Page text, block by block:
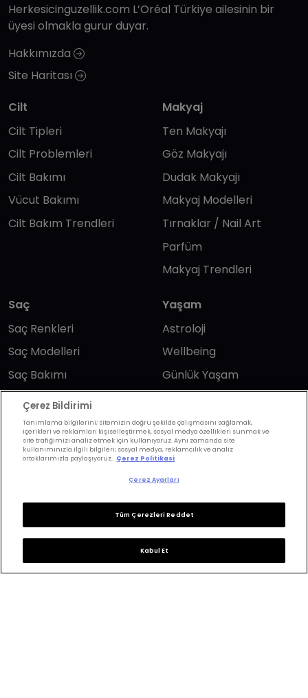
Herkesicinguzellik.com L’Oréal Türkiye ailesinin bir
üyesi olmakla gurur duyar.
Hakkımızda
Site Haritası
Cilt
Cilt Tipleri
Cilt Problemleri
Cilt Bakımı
Vücut Bakımı
Cilt Bakım Trendleri
Makyaj
Ten Makyajı
Göz Makyajı
Dudak Makyajı
Makyaj Modelleri
Tırnaklar / Nail Art
Parfüm
Makyaj Trendleri
Saç
Saç Renkleri
Saç Modelleri
Saç Bakımı
Saç Kesimi
Erkek Saç
Kuaförler
Saç Trendleri
Yaşam
Astroloji
Wellbeing
Günlük Yaşam
Yükselen Burç
Hesaplama
Kuafor Bulma
Bizi takip edin
Çerez Bildirimi
Tanımlama bilgilerini; sitemizin doğru şekilde çalışmasını sağlamak,
içerikleri ve reklamları kişiselleştirmek, sosyal medya özellikleri sunmak ve
site trafiğimizi analiz etmek için kullanıyoruz. Aynı zamanda site
kullanımınızla ilgili bilgileri; sosyal medya, reklamcılık ve analiz
ortaklarımızla paylaşıyoruz. Çerez Politikasi
Çerez Ayarları
Tüm Çerezleri Reddet
Kabul Et